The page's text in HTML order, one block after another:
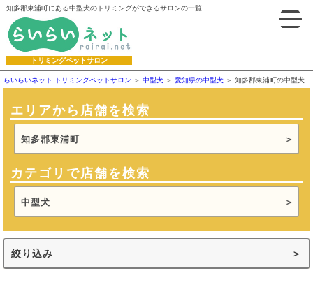
知多郡東浦町にある中型犬のトリミングができるサロンの一覧
トリミングペットサロン
らいらいネット トリミングペットサロン 中型犬 愛知県の中型犬 知多郡東浦町の中型犬
エリアから店舗を検索
知多郡東浦町
カテゴリで店舗を検索
中型犬
絞り込み